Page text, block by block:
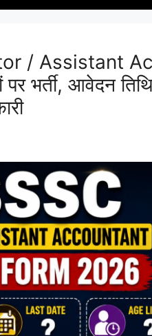
/ Assistant
भर्ती, आवेदन